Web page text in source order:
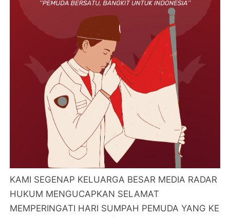
KAMI SEGENAP KELUARGA BESAR MEDIA RADAR
HUKUM MENGUCAPKAN SELAMAT
MEMPERINGATI HARI SUMPAH PEMUDA YANG KE